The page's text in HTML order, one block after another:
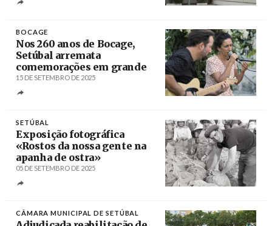
BOCAGE
Nos 260 anos de Bocage,
Setúbal arremata
comemorações em grande
15 DE SETEMBRO DE 2025
SETÚBAL
Exposição fotográfica
«Rostos da nossa gente na
apanha de ostra»
05 DE SETEMBRO DE 2025
CÂMARA MUNICIPAL DE SETÚBAL